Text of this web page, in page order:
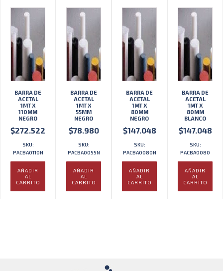
BARRA DE
ACETAL
1MT X
110MM
NEGRO
$272.522
SKU:
PACBA0110N
AÑADIR
AL
CARRITO
BARRA DE
ACETAL
1MT X
55MM
NEGRO
$78.980
SKU:
PACBA0055N
AÑADIR
AL
CARRITO
BARRA DE
ACETAL
1MT X
80MM
NEGRO
$147.048
SKU:
PACBA0080N
AÑADIR
AL
CARRITO
BARRA DE
ACETAL
1MT X
80MM
BLANCO
$147.048
SKU:
PACBA0080
AÑADIR
AL
CARRITO